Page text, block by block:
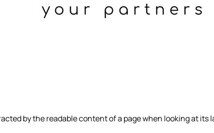
by the readable content of a page when looking at its